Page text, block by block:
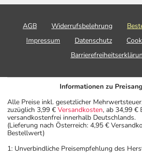
AGB Widerrufsbelehrung
Impressum
Datenschutz
Informationen zu
Alle Preise inkl. gesetzlicher
zuzüglich 3,99 € Versandkosten, ab 34,99 €
versandkostenfrei innerhalb Deutschlands.
(Lieferung nach Österreich: 4,95 €
Bestellwert)
1: Unverbindliche Preisempfehlung des